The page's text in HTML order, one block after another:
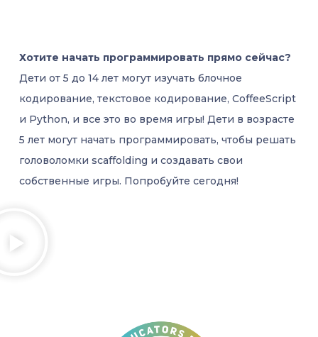
Хотите начать программировать прямо сейчас?
Дети от 5 до 14 лет могут изучать блочное
кодирование, текстовое кодирование, CoffeeScript
и Python, и все это во время игры! Дети в возрасте
5 лет могут начать программировать, чтобы решать
головоломки scaffolding и создавать свои
собственные игры. Попробуйте сегодня!